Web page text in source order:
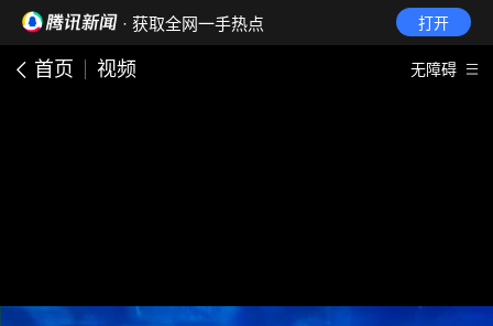
· 获取全网一手热点 打开
首页 视频 无障碍